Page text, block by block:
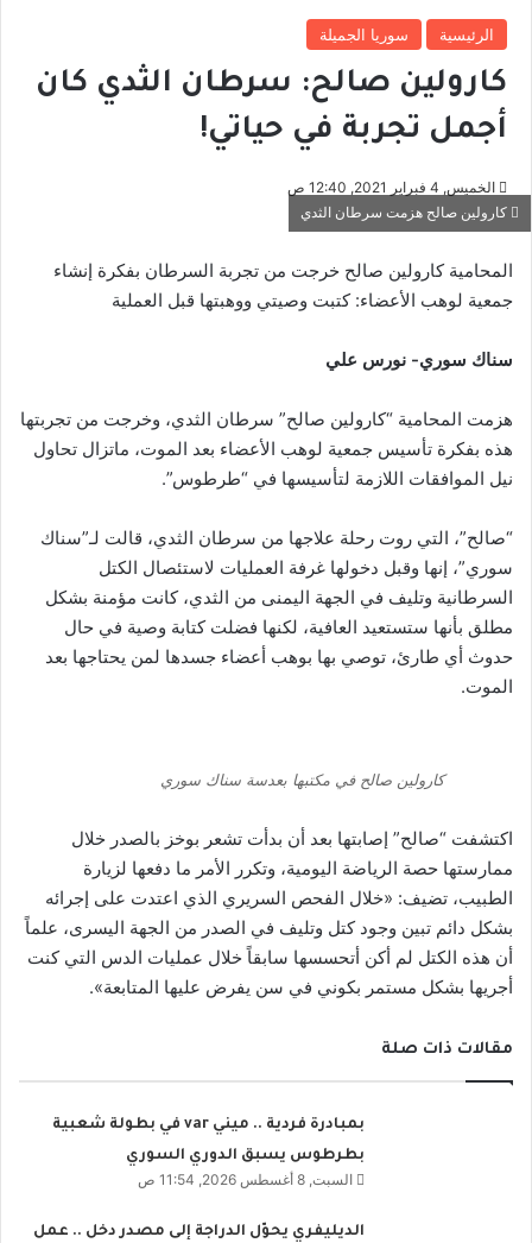
الرئيسية سوريا الجميلة
كارولين صالح: سرطان الثدي كان
أجمل تجربة في حياتي!
الخميس, 4 فبراير 2021, 12:40 ص
كارولين صالح هزمت سرطان الثدي
المحامية كارولين صالح خرجت من تجربة السرطان بفكرة إنشاء
جمعية لوهب الأعضاء: كتبت وصيتي ووهبتها قبل العملية
سناك سوري- نورس علي
هزمت المحامية “كارولين صالح” سرطان الثدي، وخرجت من تجربتها
هذه بفكرة تأسيس جمعية لوهب الأعضاء بعد الموت، ماتزال تحاول
نيل الموافقات اللازمة لتأسيسها في “طرطوس”.
“صالح”، التي روت رحلة علاجها من سرطان الثدي، قالت لـ”سناك
سوري”، إنها وقبل دخولها غرفة العمليات لاستئصال الكتل
السرطانية وتليف في الجهة اليمنى من الثدي، كانت مؤمنة بشكل
مطلق بأنها ستستعيد العافية، لكنها فضلت كتابة وصية في حال
حدوث أي طارئ، توصي بها بوهب أعضاء جسدها لمن يحتاجها بعد
الموت.
كارولين صالح في مكتبها بعدسة سناك سوري
اكتشفت “صالح” إصابتها بعد أن بدأت تشعر بوخز بالصدر خلال
ممارستها حصة الرياضة اليومية، وتكرر الأمر ما دفعها لزيارة
الطبيب، تضيف: «خلال الفحص السريري الذي اعتدت على إجرائه
بشكل دائم تبين وجود كتل وتليف في الصدر من الجهة اليسرى، علماً
أن هذه الكتل لم أكن أتحسسها سابقاً خلال عمليات الدس التي كنت
أجريها بشكل مستمر بكوني في سن يفرض عليها المتابعة».
مقالات ذات صلة
بمبادرة فردية .. ميني var في بطولة شعبية
بطرطوس يسبق الدوري السوري
السبت, 8 أغسطس 2026, 11:54 ص
الديليفري يحوّل الدراجة إلى مصدر دخل .. عمل